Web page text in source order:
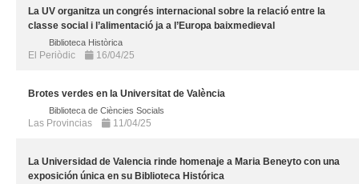
La UV organitza un congrés internacional sobre la relació entre la
classe social i l’alimentació ja a l’Europa baixmedieval
Biblioteca Històrica
El Periòdic 16/04/25
Brotes verdes en la Universitat de València
Biblioteca de Ciències Socials
Las Provincias 11/04/25
La Universidad de Valencia rinde homenaje a Maria Beneyto con una
exposición única en su Biblioteca Histórica